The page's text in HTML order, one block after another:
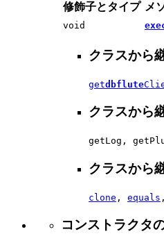
修飾子とタイプ メ
void
クラスから
getdbflute
クラスから
getLog,
クラスから
clone , equals
コンストラクタ